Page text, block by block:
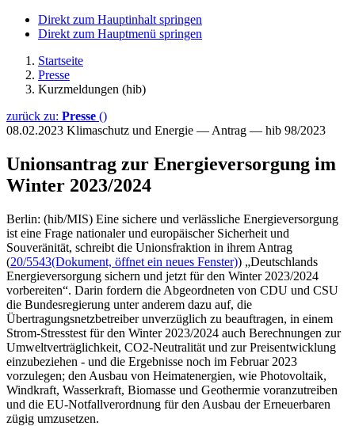
Direkt zum Hauptinhalt springen
Direkt zum Hauptmenü springen
Startseite
Presse
Kurzmeldungen (hib)
zurück zu: Presse ()
08.02.2023 Klimaschutz und Energie — Antrag — hib 98/2023
Unionsantrag zur Energieversorgung im
Winter 2023/2024
Berlin: (hib/MIS) Eine sichere und verlässliche Energieversorgung
ist eine Frage nationaler und europäischer Sicherheit und
Souveränität, schreibt die Unionsfraktion in ihrem Antrag
(20/5543(Dokument, öffnet ein neues Fenster)) „Deutschlands
Energieversorgung sichern und jetzt für den Winter 2023/2024
vorbereiten“. Darin fordern die Abgeordneten von CDU und CSU
die Bundesregierung unter anderem dazu auf, die
Übertragungsnetzbetreiber unverzüglich zu beauftragen, in einem
Strom-Stresstest für den Winter 2023/2024 auch Berechnungen zur
Umweltverträglichkeit, CO2-Neutralität und zur Preisentwicklung
einzubeziehen - und die Ergebnisse noch im Februar 2023
vorzulegen; den Ausbau von Heimatenergien, wie Photovoltaik,
Windkraft, Wasserkraft, Biomasse und Geothermie voranzutreiben
und die EU-Notfallverordnung für den Ausbau der Erneuerbaren
zügig umzusetzen.